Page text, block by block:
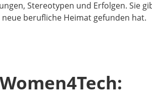
Stereotypen und Erfolgen. Sie
berufliche Heimat gefunden hat.